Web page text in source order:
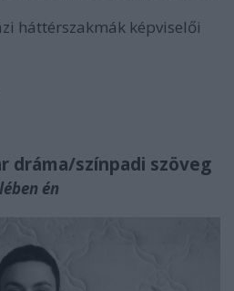
háttérszakmák képviselői
dráma/színpadi szöveg
én